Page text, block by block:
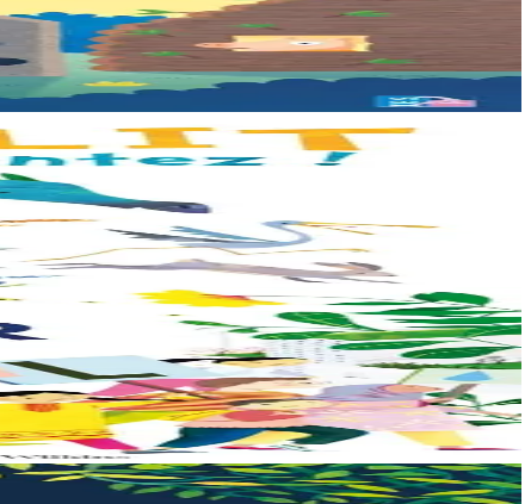
propose...
veut pas de...
à point...